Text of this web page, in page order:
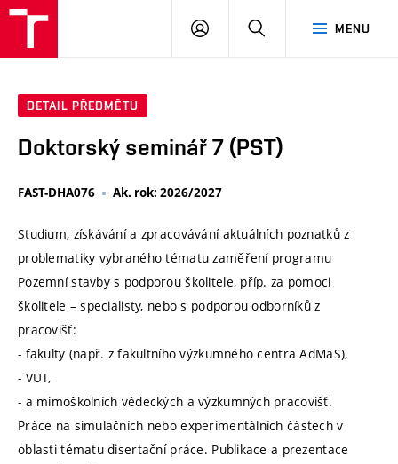
MENU
PŘIHLÁSIT
DETAIL PŘEDMĚTU
Doktorský seminář 7 (PST)
FAST-DHA076 Ak. rok: 2026/2027
Studium, získávání a zpracovávání aktuálních poznatků z
problematiky vybraného tématu zaměření programu
Pozemní stavby s podporou školitele, příp. za pomoci
školitele – specialisty, nebo s podporou odborníků z
pracovišť:
- fakulty (např. z fakultního výzkumného centra AdMaS),
- VUT,
- a mimoškolních vědeckých a výzkumných pracovišť.
Práce na simulačních nebo experimentálních částech v
oblasti tématu disertační práce. Publikace a prezentace